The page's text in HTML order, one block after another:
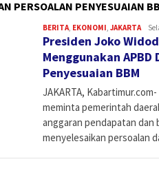
PERSOALAN PENYESUAIAN
BERITA, EKONOMI, JAKARTA
Presiden Joko
Menggunakan
Penyesuaian BBM
JAKARTA,
meminta pemerintah
anggaran pendapatan dan
menyelesaikan persoalan